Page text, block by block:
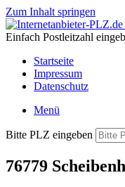
Zum Inhalt springen
Einfach Postleitzahl
Startseite
Impressum
Datenschutz
Menü
Bitte PLZ eingeben
76779